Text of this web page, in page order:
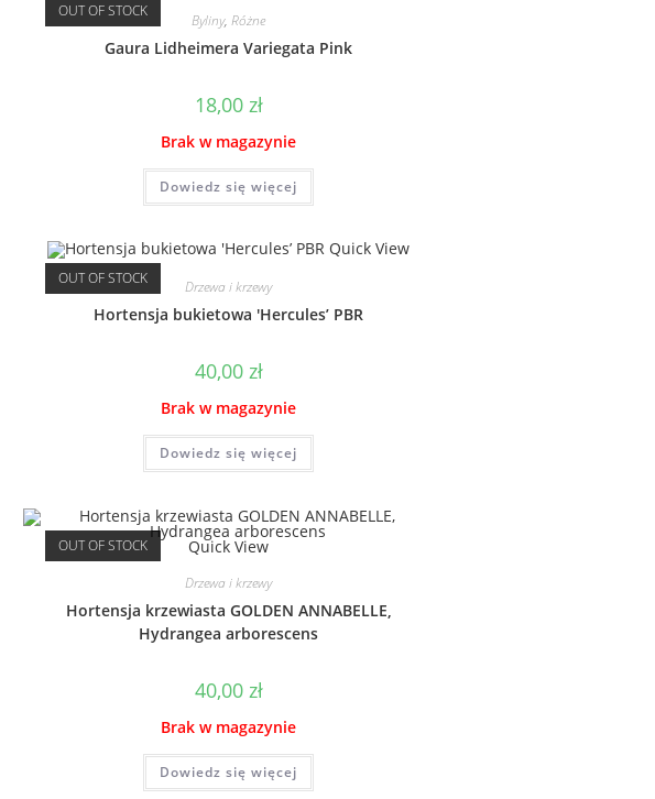
OUT OF STOCK Byliny,Różne
Gaura Lidheimera Variegata Pink
18,00 zł
Brak w magazynie
Dowiedz się więcej
OUT OF STOCK
Quick View
Drzewa i krzewy
Hortensja bukietowa 'Hercules’ PBR
40,00 zł
Brak w magazynie
Dowiedz się więcej
OUT OF STOCK Quick View
Drzewa i krzewy
Hortensja krzewiasta GOLDEN ANNABELLE,
Hydrangea arborescens
40,00 zł
Brak w magazynie
Dowiedz się więcej